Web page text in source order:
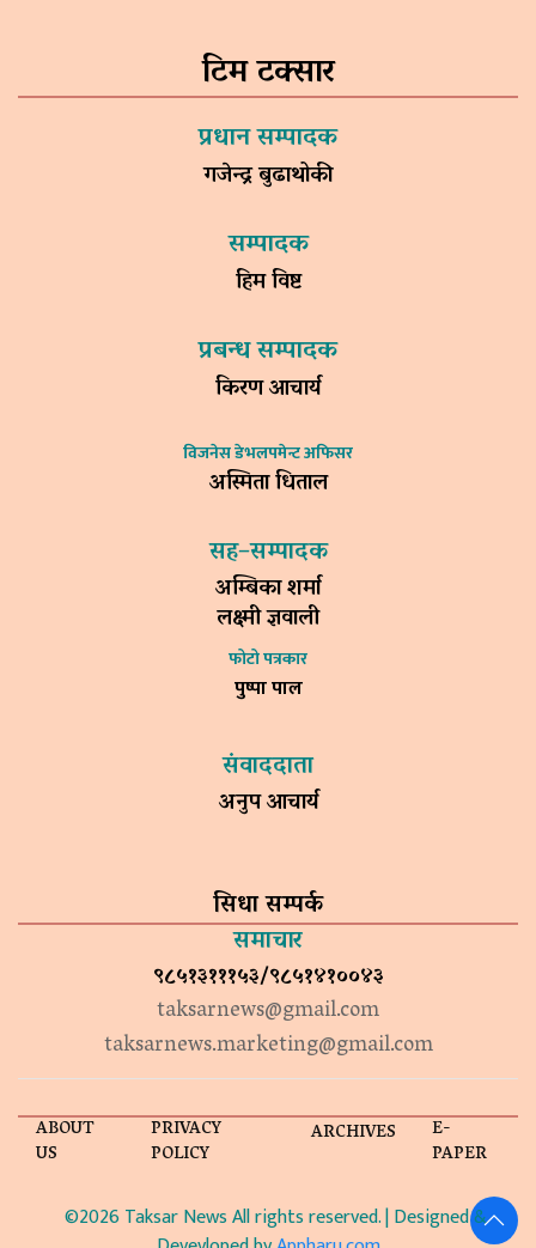
टिम टक्सार
प्रधान सम्पादक
गजेन्द्र बुढाथोकी
सम्पादक
हिम विष्ट
प्रबन्ध सम्पादक
किरण आचार्य
विजनेस डेभलपमेन्ट अफिसर
अस्मिता धिताल
सह–सम्पादक
अम्बिका शर्मा
लक्ष्मी ज्ञवाली
फोटो पत्रकार
पुष्पा पाल
संवाददाता
अनुप आचार्य
सिधा सम्पर्क
समाचार
९८५१३१११५३/९८५१४१००४३
taksarnews@gmail.com
taksarnews.marketing@gmail.com
ABOUT
US
PRIVACY
POLICY
ARCHIVES E-
PAPER
©2026 Taksar News All rights reserved. | Designed &